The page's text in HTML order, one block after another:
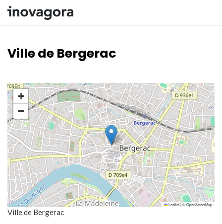
Ville de Bergerac
+
−
Leaflet|©OpenStreetMap
Ville de Bergerac